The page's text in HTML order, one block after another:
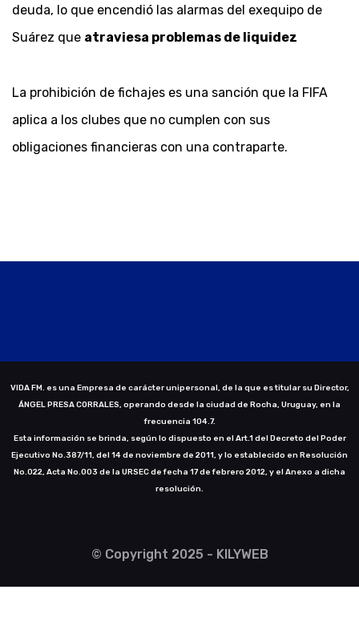
deuda, lo que encendió las alarmas del exequipo de
Suárez que atraviesa problemas de liquidez
La prohibición de fichajes es una sanción que la FIFA
aplica a los clubes que no cumplen con sus
obligaciones financieras con una contraparte.
VIDA FM. es una Empresa de carácter unipersonal, de la que es titular su Director,
ÁNGEL PRESA CORRALES, operando desde la ciudad de Rocha, Uruguay, en la
frecuencia 104.7.
Esta información se brinda, según lo dispuesto en el Art.1 del Decreto del Poder
Ejecutivo No.387/11, del 14 de noviembre de 2011, y lo establecido en Resolución
No.022, Acta No.003 de la URSEC de fecha 17 de febrero 2012, y el Anexo a dicha
resolución.
© Copyright 2025 - KILYWEB